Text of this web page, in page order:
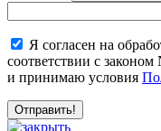
Я согласен на
соответствии с
и принимаю условия